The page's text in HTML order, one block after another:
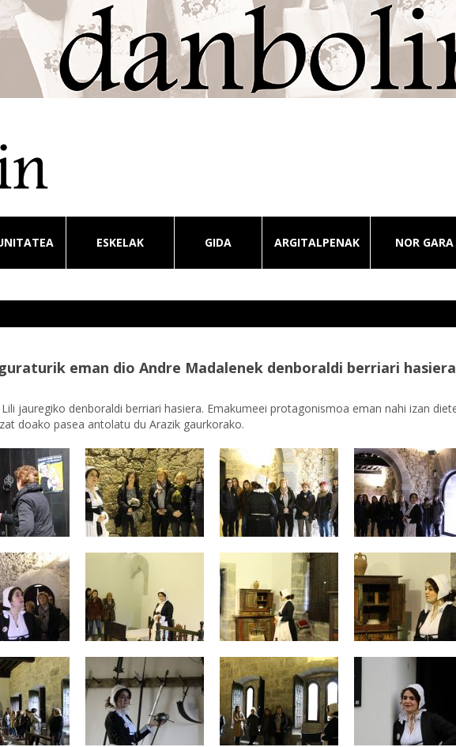
ESKELAK GIDA ARGITALPENAK NOR GARA
eman dio Andre Madalenek denboraldi berriari hasiera
jauregiko denboraldi berriari hasiera. Emakumeei protagonismoa eman nahi izan
doako pasea antolatu du Arazik gaurkorako.